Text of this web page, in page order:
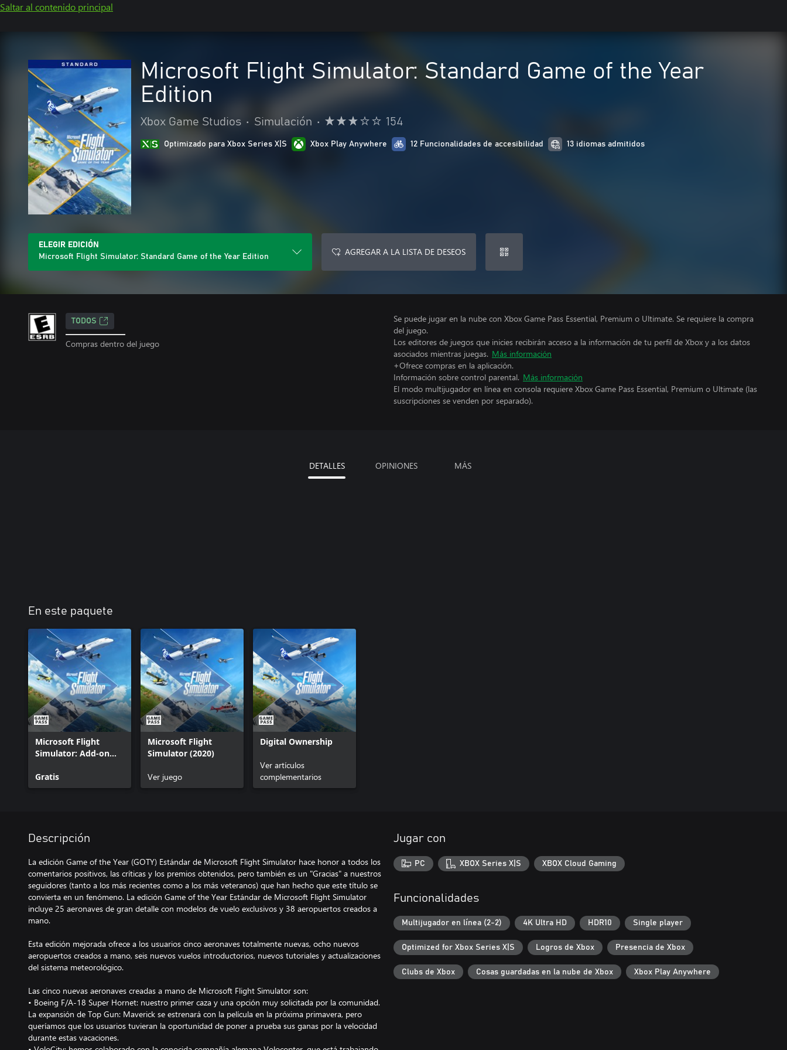
Saltar al contenido principal
Microsoft Flight Simulator: Standard Game of the Year
Edition
Xbox Game Studios • Simulación • 154
Optimizado para Xbox Series X|S Xbox Play Anywhere 12 Funcionalidades de accesibilidad 13 idiomas admitidos
ELEGIR EDICIÓN
Microsoft Flight Simulator: Standard Game of the Year Edition
AGREGAR A LA LISTA DE DESEOS
TODOS
Compras dentro del juego
Se puede jugar en la nube con Xbox Game Pass Essential, Premium o Ultimate. Se requiere la compra
del juego.
Los editores de juegos que inicies recibirán acceso a la información de tu perfil de Xbox y a los datos
asociados mientras juegas. Más información
+Ofrece compras en la aplicación.
Información sobre control parental. Más información
El modo multijugador en línea en consola requiere Xbox Game Pass Essential, Premium o Ultimate (las
suscripciones se venden por separado).
DETALLES OPINIONES MÁS
En este paquete
Microsoft Flight
Simulator: Add-on
Gratis
Microsoft Flight
Simulator (2020)
Ver juego
Digital Ownership
Ver artículos
complementarios
Descripción
La edición Game of the Year (GOTY) Estándar de Microsoft Flight Simulator hace honor a todos los
comentarios positivos, las críticas y los premios obtenidos, pero también es un "Gracias" a nuestros
seguidores (tanto a los más recientes como a los más veteranos) que han hecho que este título se
convierta en un fenómeno. La edición Game of the Year Estándar de Microsoft Flight Simulator
incluye 25 aeronaves de gran detalle con modelos de vuelo exclusivos y 38 aeropuertos creados a
mano.
Esta edición mejorada ofrece a los usuarios cinco aeronaves totalmente nuevas, ocho nuevos
aeropuertos creados a mano, seis nuevos vuelos introductorios, nuevos tutoriales y actualizaciones
del sistema meteorológico.
Las cinco nuevas aeronaves creadas a mano de Microsoft Flight Simulator son:
• Boeing F/A-18 Super Hornet: nuestro primer caza y una opción muy solicitada por la comunidad.
La expansión de Top Gun: Maverick se estrenará con la película en la próxima primavera, pero
queríamos que los usuarios tuvieran la oportunidad de poner a prueba sus ganas por la velocidad
durante estas vacaciones.
Jugar con
PC XBOX Series X|S XBOX Cloud Gaming
Funcionalidades
Multijugador en línea (2-2) 4K Ultra HD HDR10 Single player
Optimized for Xbox Series X|S Logros de Xbox Presencia de Xbox
Clubs de Xbox Cosas guardadas en la nube de Xbox Xbox Play Anywhere